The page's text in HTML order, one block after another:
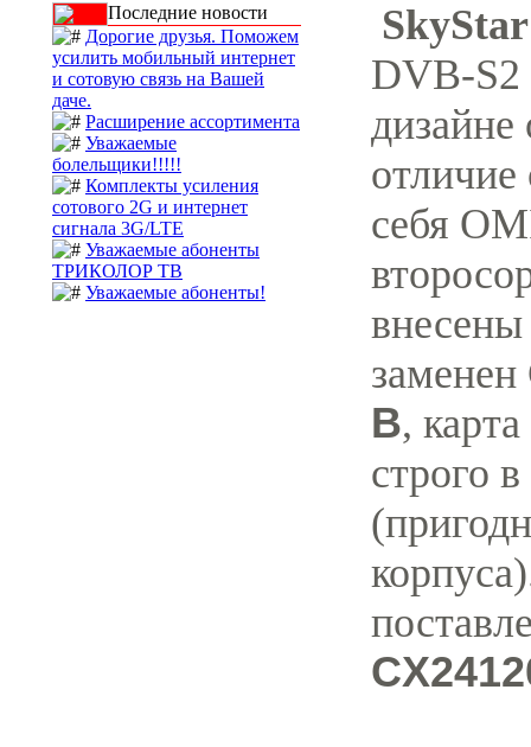
Последние новости
Дорогие друзья. Поможем
усилить мобильный интернет
и сотовую связь на Вашей
даче.
Расширение ассортимента
Уважаемые
болельщики!!!!!
Комплекты усиления
сотового 2G и интернет
сигнала 3G/LTE
Уважаемые абоненты
ТРИКОЛОР ТВ
Уважаемые абоненты!
DVB-S2
себя
B,
строго